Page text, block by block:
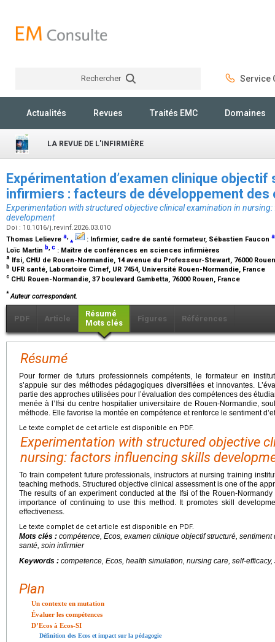
Rechercher Service
Actualités Revues Traités EMC Domaines
LA REVUE DE L'INFIRMIÈRE
Expérimentation d’examen clinique
infirmiers : facteurs de développement
Experimentation with structured objective clinical examination in
development
Doi : 10.1016/j.revinf.2026.03.010
Thomas Lelievre a,⁎ : Infirmier, cadre de santé formateur, Sébastien Faucon a
Loïc Martin b c : Maître de conférences en sciences infirmières
a Ifsi, CHU de Rouen-Normandie, 14 avenue du Professeur-Stewart, 76000
b UFR santé, Laboratoire Cirnef, UR 7454, Université Rouen-Normandie, France
c CHU Rouen-Normandie, 37 boulevard Gambetta, 76000 Rouen, France
* Auteur correspondant.
PDF Article
Résumé
Mots clés
Figures Références
Résumé
Pour former de futurs professionnels compétents, le formateur en
s’appuie sur des méthodes pédagogiques diversifiées et innovantes.
partie des approches utilisées pour l’évaluation des compétences des
menée à l’Ifsi du centre hospitalier universitaire de Rouen-Normandie,
méthode. Elle favorise la montée en compétence et renforce le sentiment
Le texte complet de cet article est disponible en PDF.
Experimentation with structured objective
nursing: factors influencing skills
To train competent future professionals, instructors at nursing training
teaching methods. Structured objective clinical assessment is one of the
The results of an experiment conducted at the Ifsi of the Rouen-
importance of continuing to use this method. It promotes skill
effectiveness.
Le texte complet de cet article est disponible en PDF.
Mots clés : compétence, Ecos, examen clinique objectif structuré,
santé, soin infirmier
Keywords : competence, Ecos, health simulation, nursing care, self-
Plan
Un contexte en mutation
Évaluer les compétences
D’Ecos à Ecos-SI
Définition des Ecos et impact sur la pédagogie